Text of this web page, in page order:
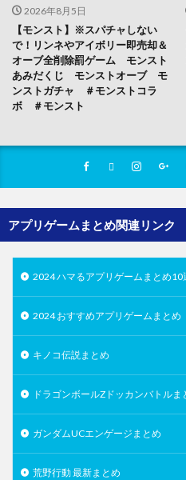
2026年8月5日
【モンスト】※スパチャしない
で！リンネやアイボリー即売却＆
オーブ全削除罰ゲーム モンスト
あみだくじ モンストオーブ モ
ンストガチャ ＃モンストコラ
ボ ＃モンスト
アプリゲームまとめ関連リンク
2024 ハマるアプリゲームまとめ10
2024 おすすめアプリゲームまとめ
キノコ伝説まとめ
ドラゴンボールZドッカンバトルま
ガンダムUCエンゲージまとめ
荒野行動 最新まとめ